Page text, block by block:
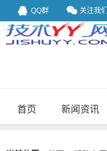
QQ群 关注我们
首页 新闻资讯